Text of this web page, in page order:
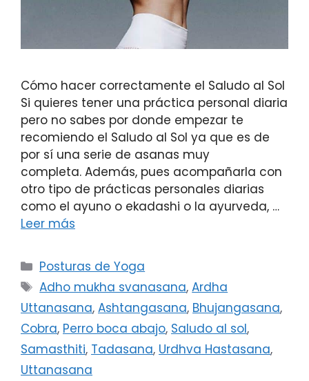
Cómo hacer correctamente el Saludo al Sol
Si quieres tener una práctica personal diaria
pero no sabes por donde empezar te
recomiendo el Saludo al Sol ya que es de
por sí una serie de asanas muy
completa. Además, pues acompañarla con
otro tipo de prácticas personales diarias
como el ayuno o ekadashi o la ayurveda, …
Leer más
Posturas de Yoga
Adho mukha svanasana,Ardha
Uttanasana, Ashtangasana, Bhujangasana,
Cobra, Perro boca abajo, Saludo al sol,
Samasthiti, Tadasana, Urdhva Hastasana,
Uttanasana